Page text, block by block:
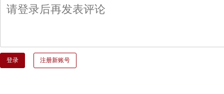
登录 注册新账号